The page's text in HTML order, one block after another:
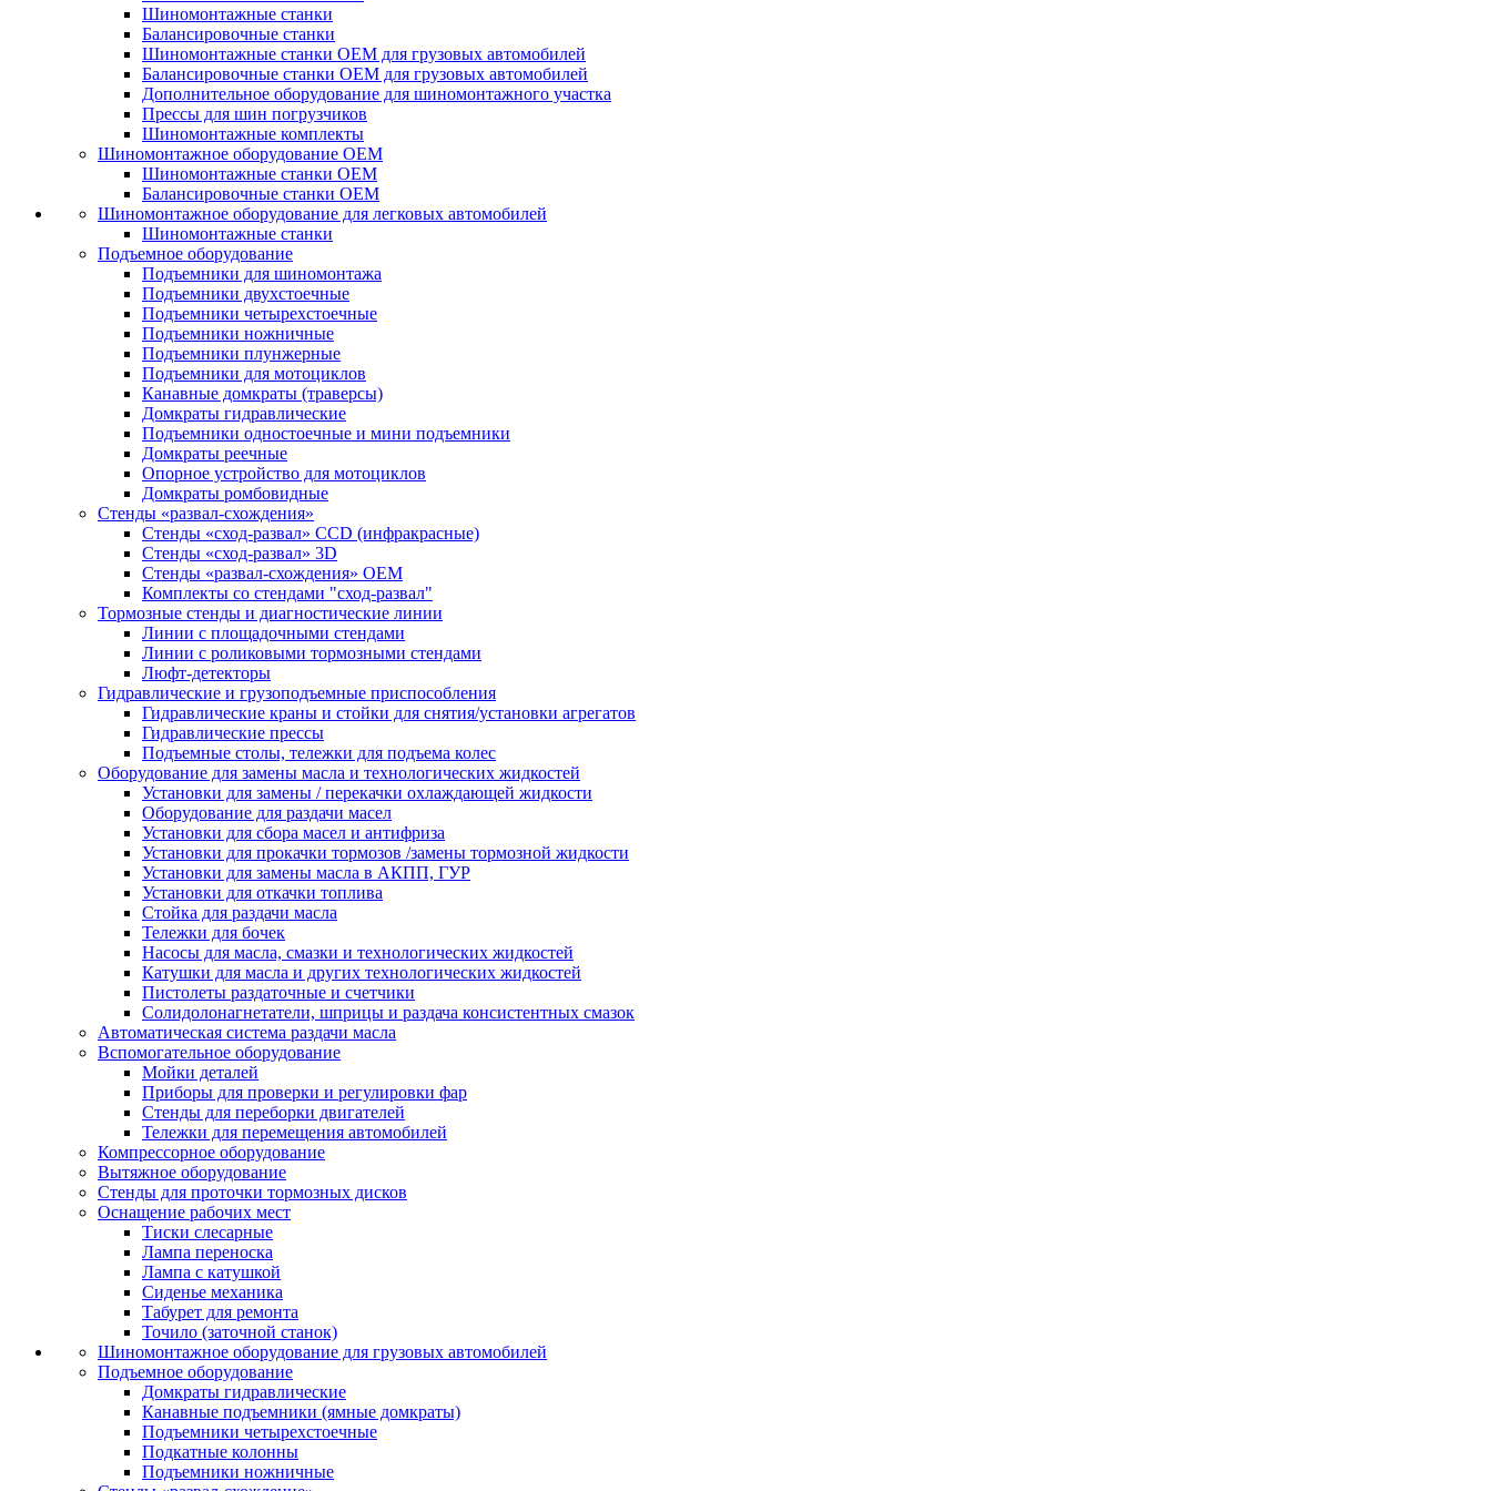
Шиномонтажные станки
Балансировочные станки
Шиномонтажные станки ОЕМ для грузовых автомобилей
Балансировочные станки ОЕМ для грузовых автомобилей
Дополнительное оборудование для шиномонтажного участка
Прессы для шин погрузчиков
Шиномонтажные комплекты
Шиномонтажное оборудование ОЕМ
Шиномонтажные станки ОЕМ
Балансировочные станки ОЕМ
Шиномонтажное оборудование для легковых автомобилей
Шиномонтажные станки
Подъемное оборудование
Подъемники для шиномонтажа
Подъемники двухстоечные
Подъемники четырехстоечные
Подъемники ножничные
Подъемники плунжерные
Подъемники для мотоциклов
Канавные домкраты (траверсы)
Домкраты гидравлические
Подъемники одностоечные и мини подъемники
Домкраты реечные
Опорное устройство для мотоциклов
Домкраты ромбовидные
Стенды «развал-схождения»
Стенды «сход-развал» CCD (инфракрасные)
Стенды «сход-развал» 3D
Стенды «развал-схождения» ОЕМ
Комплекты со стендами "сход-развал"
Тормозные стенды и диагностические линии
Линии с площадочными стендами
Линии с роликовыми тормозными стендами
Люфт-детекторы
Гидравлические и грузоподъемные приспособления
Гидравлические краны и стойки для снятия/установки агрегатов
Гидравлические прессы
Подъемные столы, тележки для подъема колес
Оборудование для замены масла и технологических жидкостей
Установки для замены / перекачки охлаждающей жидкости
Оборудование для раздачи масел
Установки для сбора масел и антифриза
Установки для прокачки тормозов /замены тормозной жидкости
Установки для замены масла в АКПП, ГУР
Установки для откачки топлива
Стойка для раздачи масла
Тележки для бочек
Насосы для масла, смазки и технологических жидкостей
Катушки для масла и других технологических жидкостей
Пистолеты раздаточные и счетчики
Солидолонагнетатели, шприцы и раздача консистентных смазок
Автоматическая система раздачи масла
Вспомогательное оборудование
Мойки деталей
Приборы для проверки и регулировки фар
Стенды для переборки двигателей
Тележки для перемещения автомобилей
Компрессорное оборудование
Вытяжное оборудование
Стенды для проточки тормозных дисков
Оснащение рабочих мест
Тиски слесарные
Лампа переноска
Лампа с катушкой
Сиденье механика
Табурет для ремонта
Точило (заточной станок)
Шиномонтажное оборудование для грузовых автомобилей
Подъемное оборудование
Домкраты гидравлические
Канавные подъемники (ямные домкраты)
Подъемники четырехстоечные
Подкатные колонны
Подъемники ножничные